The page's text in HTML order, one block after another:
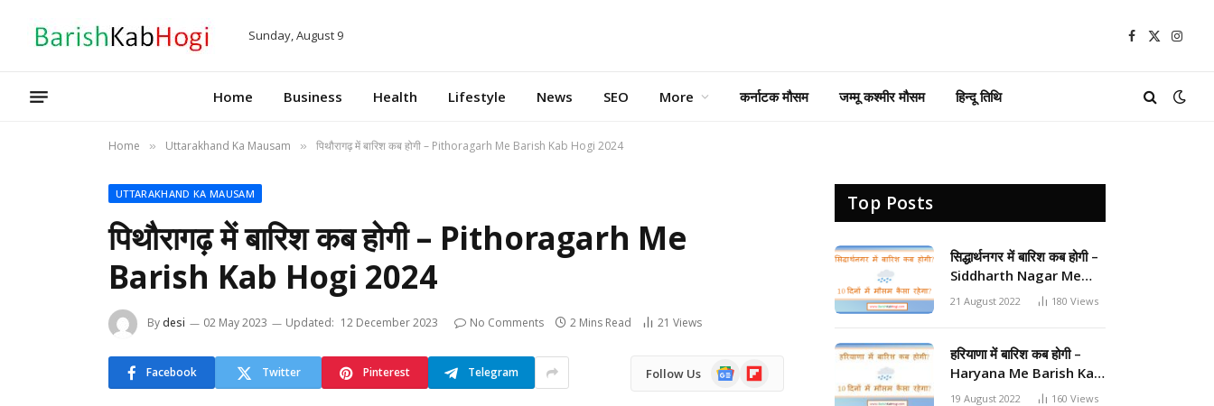
Sunday, August 9 Facebook
X
Home Business Health Lifestyle News SEO More कर्नाटक मौसम जम्मू कश्मीर मौसम हिन्दू तिथि
Home » Uttarakhand Ka Mausam » पिथौरागढ़ में बारिश कब होगी – Pithoragarh Me Barish Kab Hogi 2024
UTTARAKHAND KA MAUSAM
पिथौरागढ़ में बारिश कब होगी – Pithoragarh Me
Barish Kab Hogi 2024
Bydesi 02 May 2023 Updated: 12 December 2023 No Comments 2 Mins Read 21 Views
Facebook Twitter Pinterest Telegram Follow Us
Google
News
Flipboard
Top Posts
सिद्धार्थनगर में बारिश कब होगी –
Siddharth Nagar Me
Barish Kab Hogi 2024
21 August 2022 180 Views
हरियाणा में बारिश कब होगी –
Haryana Me Barish Kab
Hogi 2024
19 August 2022 160 Views